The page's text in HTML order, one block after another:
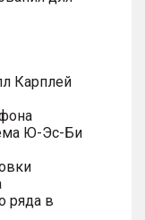
Карплей
Ю-Эс-Би
ряда в